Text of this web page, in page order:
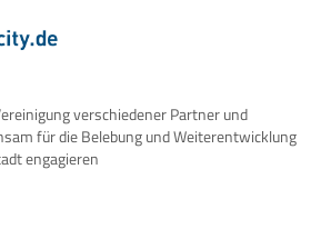
verschiedener Partner und
für die Belebung und Weiterentwicklung
engagieren